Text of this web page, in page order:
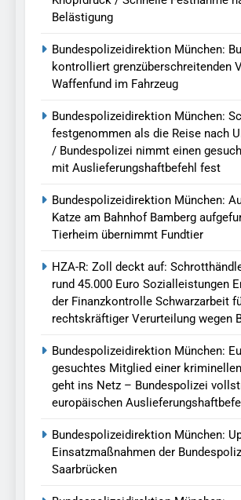
Belästigung
Bundespolizeidirektion München:
kontrolliert grenzüberschreitenden
Waffenfund im Fahrzeug
Bundespolizeidirektion München:
festgenommen als die Reise nach
/ Bundespolizei nimmt einen
mit Auslieferungshaftbefehl fest
Bundespolizeidirektion München:
Katze am Bahnhof Bamberg
Tierheim übernimmt Fundtier
HZA-R: Zoll deckt auf:
rund 45.000 Euro Sozialleistungen
der Finanzkontrolle Schwarzarbeit
rechtskräftiger Verurteilung wegen
Bundespolizeidirektion München:
gesuchtes Mitglied einer
geht ins Netz – Bundespolizei
europäischen
Bundespolizeidirektion München:
Einsatzmaßnahmen der
Saarbrücken